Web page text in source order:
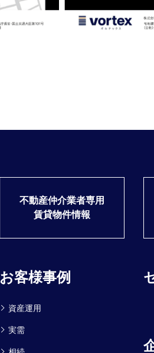
不動産仲介業者専用
賃貸物件情報
お客様事例
資産運用
実需